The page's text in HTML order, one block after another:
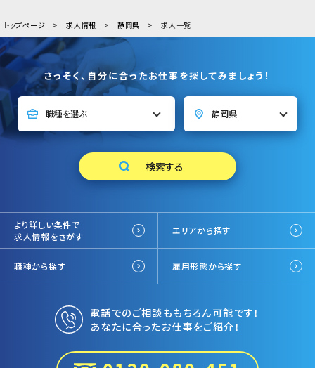
トップページ 求人情報 静岡県 求人一覧
さっそく、自分に合ったお仕事を探してみましょう！
より詳しい条件で
求人情報をさがす
エリアから探す
職種から探す 雇用形態から探す
電話でのご相談ももちろん可能です！
あなたに合ったお仕事をご紹介！